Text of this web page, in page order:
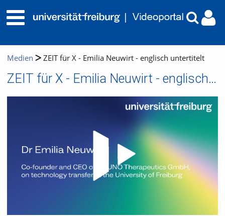
Medien ZEIT für X - Emilia Neuwirt - englisch untertitelt
ZEIT für X - Emilia Neuwirt - englisch untertitelt